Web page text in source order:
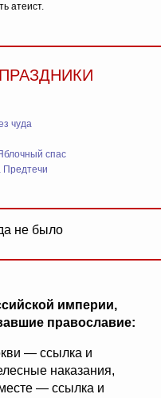
атеист.
чуда
спас
Предтечи
не было
империи,
православие:
— ссылка и
наказания,
— ссылка и